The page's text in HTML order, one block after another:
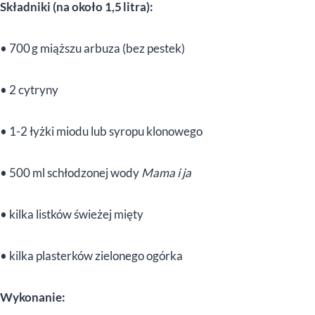
Składniki (na około 1,5 litra):
• 700 g miąższu arbuza (bez pestek)
• 2 cytryny
• 1-2 łyżki miodu lub syropu klonowego
• 500 ml schłodzonej wodyMama i ja
• kilka listków świeżej mięty
• kilka plasterków zielonego ogórka
Wykonanie: